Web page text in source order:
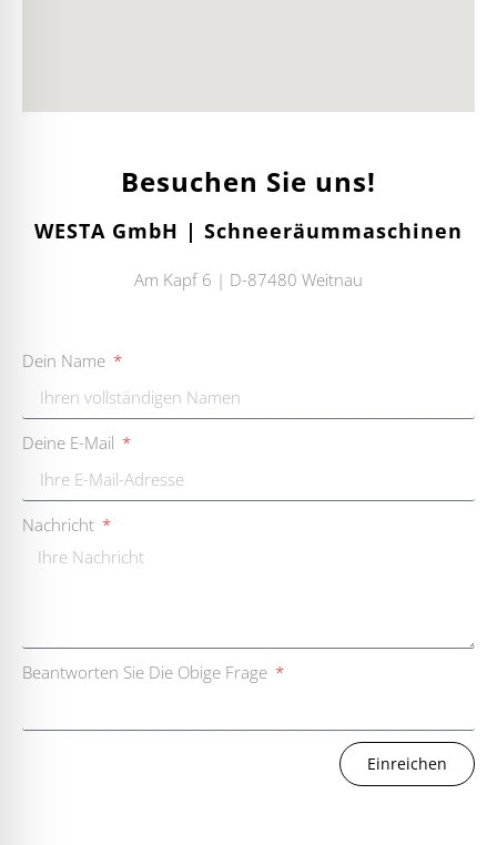
Besuchen Sie uns!
WESTA GmbH | Schneeräummaschinen
Am Kapf 6 | D-87480 Weitnau
Dein Name
Deine E-Mail
Nachricht
Beantworten Sie Die Obige Frage
Einreichen